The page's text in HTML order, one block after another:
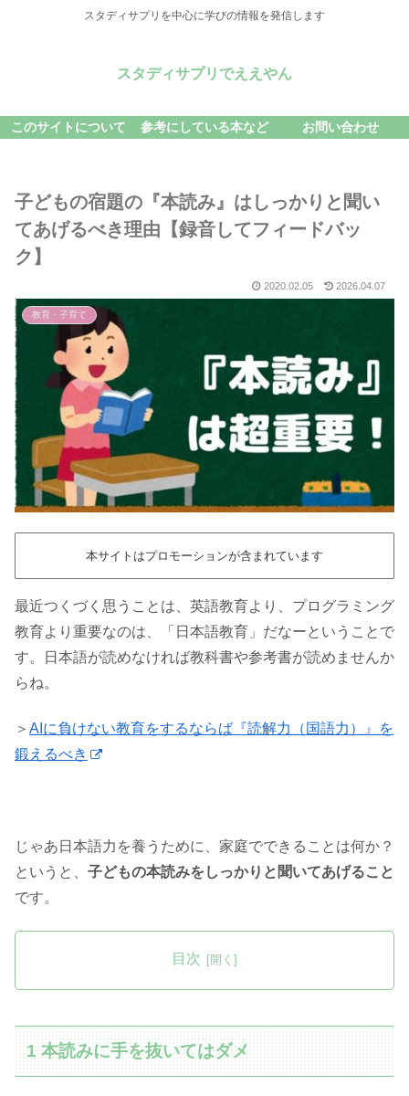
スタディサプリを中心に学びの情報を発信します
スタディサプリでええやん
このサイトについて 参考にしている本など お問い合わせ
子どもの宿題の『本読み』はしっかりと聞い
てあげるべき理由【録音してフィードバッ
ク】
2020.02.05 2026.04.07
教育・子育て
本サイトはプロモーションが含まれています
最近つくづく思うことは、英語教育より、プログラミング
教育より重要なのは、「日本語教育」だなーということで
す。日本語が読めなければ教科書や参考書が読めませんか
らね。
＞ AIに負けない教育をするならば『読解力（国語力）』を
鍛えるべき
じゃあ日本語力を養うために、家庭でできることは何か？
というと、 子どもの本読みをしっかりと聞いてあげること
です。
目次
1 本読みに手を抜いてはダメ